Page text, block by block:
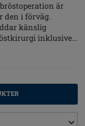
är
den i förväg.
känslig
inklusive